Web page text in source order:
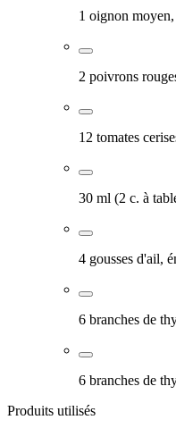
1 oignon
2 poivrons
12 tomates
30 ml (2 c. à
4 gousses d'ail,
6 branches de
6 branches de
Produits utilisés